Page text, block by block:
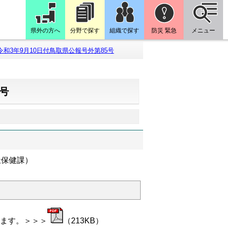
県外の方へ 分野で探す 組織で探す 防災 緊急 メニュー
和3年9月10日付鳥取県公報号外第85号
健課）
す。＞＞＞ （213KB）